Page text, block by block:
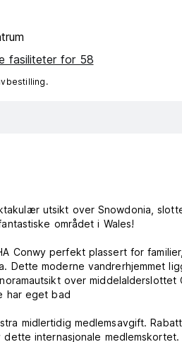
fasiliteter for 58
utsikt over Snowdonia,
området i Wales!
Conwy perfekt plassert for
Dette moderne vandrerhjemmet
over
har eget bad
midlertidig medlemsavgift.
dette internasjonale